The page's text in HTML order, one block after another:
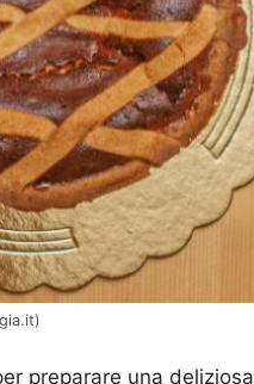
preparare una deliziosa